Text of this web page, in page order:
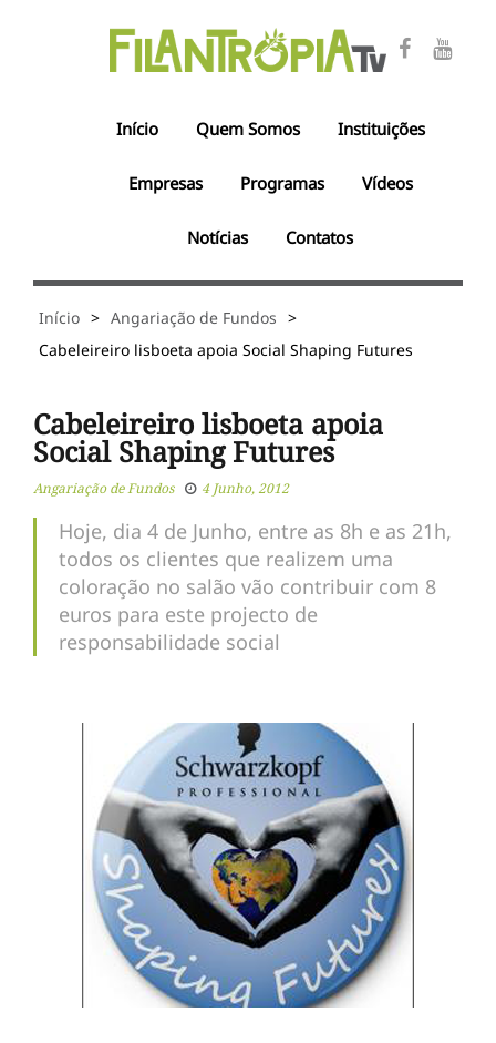
Início Quem Somos Instituições
Empresas Programas Vídeos
Notícias Contatos
Início > Angariação de Fundos >
Cabeleireiro lisboeta apoia Social Shaping Futures
Cabeleireiro lisboeta apoia
Social Shaping Futures
Angariação de Fundos 4 Junho, 2012
Hoje, dia 4 de Junho, entre as 8h e as 21h,
todos os clientes que realizem uma
coloração no salão vão contribuir com 8
euros para este projecto de
responsabilidade social